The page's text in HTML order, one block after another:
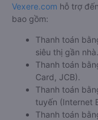
Vexere.com hỗ trợ
bao gồm:
Thanh toán
siêu thị gần nhà.
Thanh toán
Card, JCB).
Thanh toán
tuyến (Internet
Thanh toán